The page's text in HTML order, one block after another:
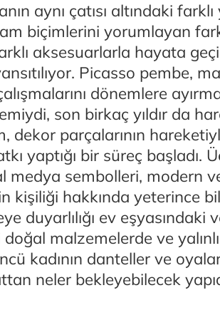
aynı çatısı altındaki
biçimlerini yorumlayan
aksesuarlarla hayata
Picasso pembe,
dönemlere
son birkaç yıldır da
dekor parçalarının
yaptığı bir süreç başladı.
medya sembolleri, modern
kişiliği hakkında yeterince
duyarlılığı ev eşyasındaki
doğal malzemelerde ve
kadının danteller ve
neler bekleyebilecek